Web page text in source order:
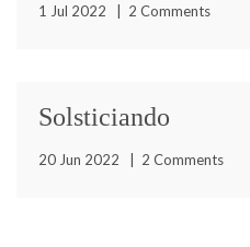
principios que rigen esta
1 Jul 2022 2 Comments
hemos de desarrollarnos
Solsticiando
20 Jun 2022 2 Comments